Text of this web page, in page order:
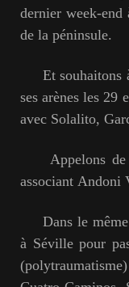
dernier week-
de la péninsule.
Et souhaitons à
ses arènes les
avec Solalito,
Appelons de
associant Andoni
Dans le même
à Séville pour